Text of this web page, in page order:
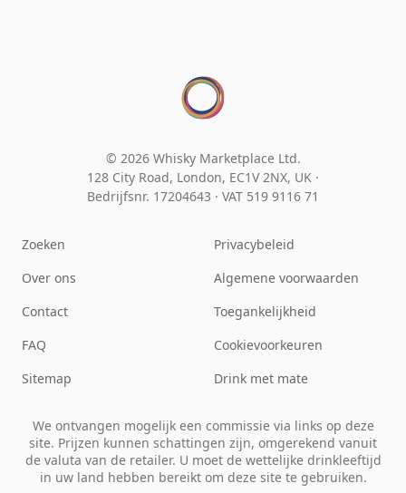
© 2026 Whisky Marketplace Ltd.
128 City Road, London, EC1V 2NX, UK ·
Bedrijfsnr. 17204643 · VAT 519 9116 71
Zoeken
Over ons
Contact
FAQ
Sitemap
Privacybeleid
Algemene voorwaarden
Toegankelijkheid
Cookievoorkeuren
Drink met mate
We ontvangen mogelijk een commissie via links op deze
site. Prijzen kunnen schattingen zijn, omgerekend vanuit
de valuta van de retailer. U moet de wettelijke drinkleeftijd
in uw land hebben bereikt om deze site te gebruiken.